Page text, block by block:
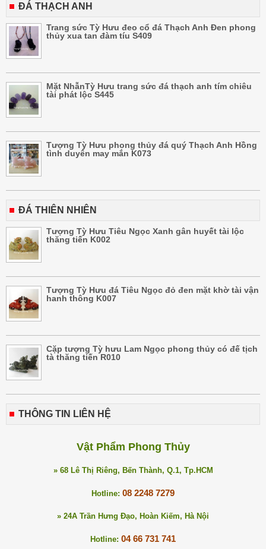
ĐÁ THẠCH ANH
Trang sức Tỳ Hưu đeo cổ đá Thạch Anh Đen phong
thủy xua tan đàm tíu S409
Mặt NhẫnTỳ Hưu trang sức đá thạch anh tím chiêu
tài phát lộc S445
Tượng Tỳ Hưu phong thủy đá quý Thạch Anh Hồng
tình duyên may mắn K073
ĐÁ THIÊN NHIÊN
Tượng Tỳ Hưu Tiêu Ngọc Xanh gân huyết tài lộc
thăng tiến K002
Tượng Tỳ Hưu đá Tiêu Ngọc đỏ đen mặt khờ tài vận
hanh thông K007
Cặp tượng Tỳ hưu Lam Ngọc phong thủy có đế tịch
tà thăng tiến R010
THÔNG TIN LIÊN HỆ
Vật Phẩm Phong Thủy
» 68 Lê Thị Riêng, Bến Thành, Q.1, Tp.HCM
Hotline: 08 2248 7279
» 24A Trần Hưng Đạo, Hoàn Kiếm, Hà Nội
Hotline: 04 66 731 741